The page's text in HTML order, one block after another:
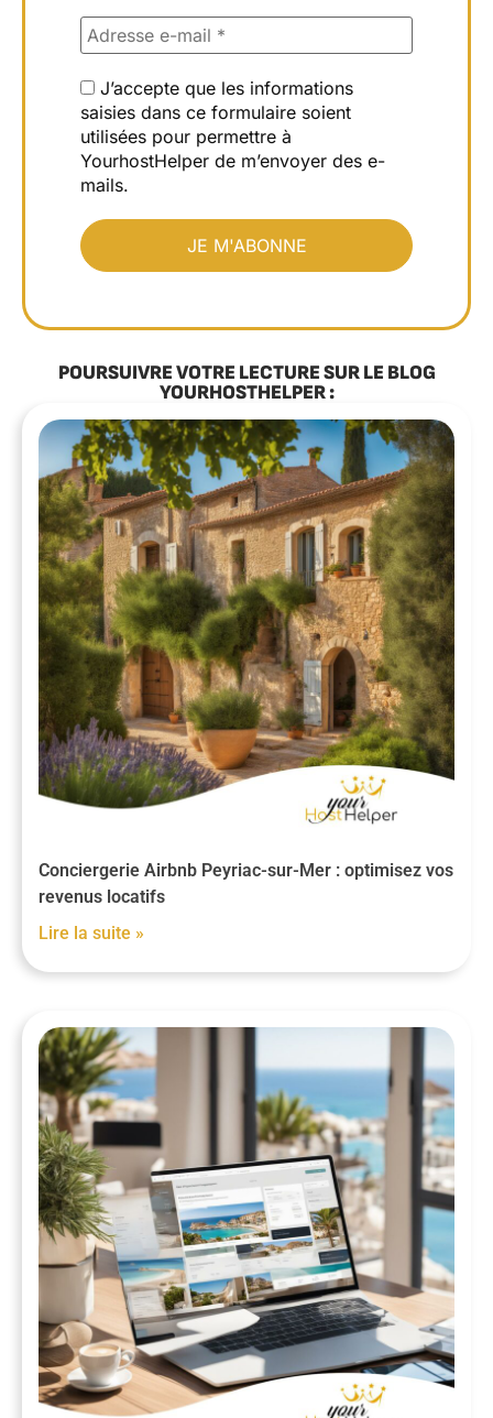
J’accepte que les informations
saisies dans ce formulaire soient
utilisées pour permettre à
YourhostHelper de m’envoyer des e-
mails.
POURSUIVRE VOTRE LECTURE SUR LE BLOG
YOURHOSTHELPER :
Conciergerie Airbnb Peyriac-sur-Mer : optimisez vos
revenus locatifs
Lire la suite »